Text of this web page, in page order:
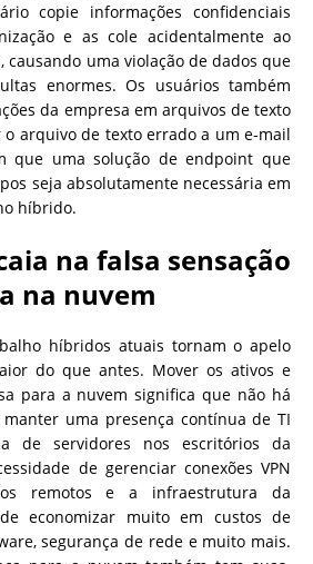
copie informações confidenciais
e as cole acidentalmente ao
causando uma violação de dados que
enormes. Os usuários também
da empresa em arquivos de texto
o arquivo de texto errado a um e-mail
que uma solução de endpoint que
seja absolutamente necessária em
híbrido.
na falsa sensação
na nuvem
híbridos atuais tornam o apelo
do que antes. Mover os ativos e
para a nuvem significa que não há
uma presença contínua de TI
de servidores nos escritórios da
de gerenciar conexões VPN
remotos e a infraestrutura da
economizar muito em custos de
segurança de rede e muito mais.